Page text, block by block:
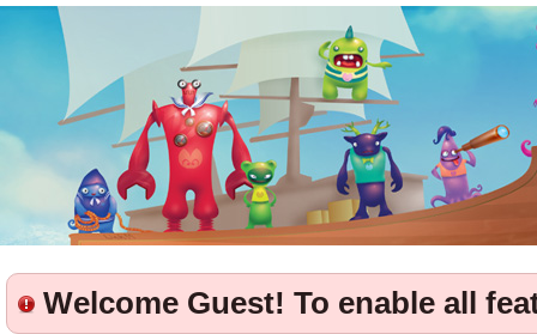
Welcome Guest! To enable all